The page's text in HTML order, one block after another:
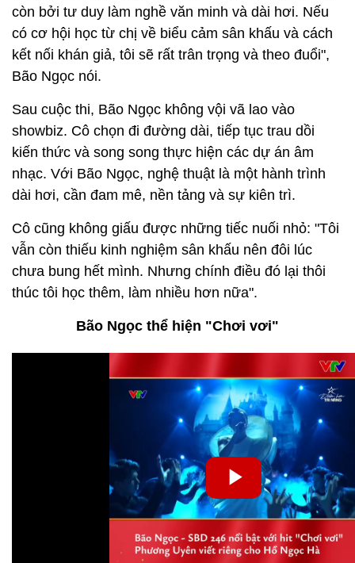
còn bởi tư duy làm nghề văn minh và dài hơi. Nếu
có cơ hội học từ chị về biểu cảm sân khấu và cách
kết nối khán giả, tôi sẽ rất trân trọng và theo đuổi",
Bão Ngọc nói.
Sau cuộc thi, Bão Ngọc không vội vã lao vào
showbiz. Cô chọn đi đường dài, tiếp tục trau dồi
kiến thức và song song thực hiện các dự án âm
nhạc. Với Bão Ngọc, nghệ thuật là một hành trình
dài hơi, cần đam mê, nền tảng và sự kiên trì.
Cô cũng không giấu được những tiếc nuối nhỏ: "Tôi
vẫn còn thiếu kinh nghiệm sân khấu nên đôi lúc
chưa bung hết mình. Nhưng chính điều đó lại thôi
thúc tôi học thêm, làm nhiều hơn nữa".
Bão Ngọc thể hiện "Chơi vơi"